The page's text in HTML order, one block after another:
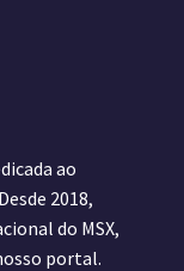
ao
2018,
do MSX,
portal.